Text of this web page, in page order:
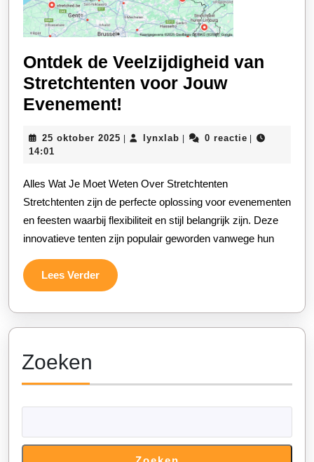
Ontdek de Veelzijdigheid van
Stretchtenten voor Jouw
Evenement!
Veelzijdigheid
Stretchtenten
voor
Jouw
Evenement!
25 oktober 2025 25
| lynxlab lynxlab
| 0 reactie |
14:01
Alles Wat Je Moet Weten Over Stretchtenten
Stretchtenten zijn de perfecte oplossing voor evenementen
en feesten waarbij flexibiliteit en stijl belangrijk zijn. Deze
innovatieve tenten zijn populair geworden vanwege hun
Lees VerderLees
Verder
Zoeken